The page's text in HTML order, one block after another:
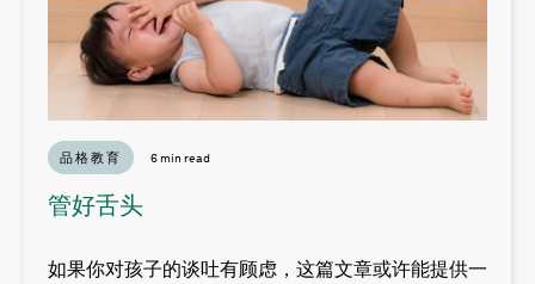
品格教育 6 min read
管好舌头
如果你对孩子的谈吐有顾虑，这篇文章或许能提供一